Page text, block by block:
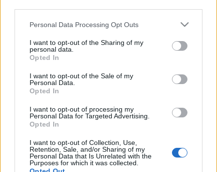
Please note that this website/app uses one or more Google
not limited to your visit or usage behaviour. You may click to
grant or deny consent to Google and its third-party tags to
use your data for below specified purposes in below Google
consent section.
Personal Data Processing Opt Outs
I want to opt-out of the Sharing of my
personal data.
Opted In
I want to opt-out of the Sale of my
Personal Data.
Opted In
I want to opt-out of processing my
Personal Data for Targeted Advertising.
Opted In
I want to opt-out of Collection, Use,
Retention, Sale, and/or Sharing of my
Personal Data that Is Unrelated with the
Purposes for which it was collected.